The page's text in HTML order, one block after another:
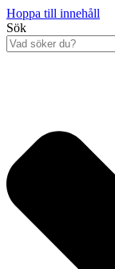
Hoppa till innehåll
Sök